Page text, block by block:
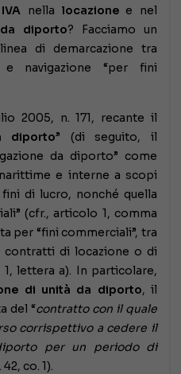
IVA nella locazionee nel
diporto? Facciamo un
di demarcazione tra
e navigazione “per fini
2005, n. 171, recante il
diporto” (di seguito, il
da diporto” come
e interne a scopi
di lucro, nonché quella
(cfr., articolo 1, comma
per “fini commerciali”, tra
contratti di locazione o di
lettera a). In particolare,
di unità da diporto, il
del “contratto con il quale
corrispettivo a cedere il
per un periodo di
co. 1).